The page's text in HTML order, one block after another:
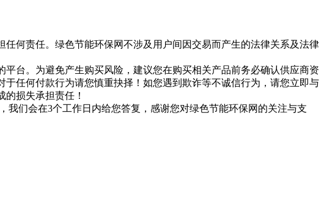
何责任。绿色节能环保网不涉及用户间因交易而产生的法律关系及法律
台。为避免产生购买风险，建议您在购买相关产品前务必确认供应商资
任何付款行为请您慎重抉择！如您遇到欺诈等不诚信行为，请您立即与
损失承担责任！
我们会在3个工作日内给您答复，感谢您对绿色节能环保网的关注与支